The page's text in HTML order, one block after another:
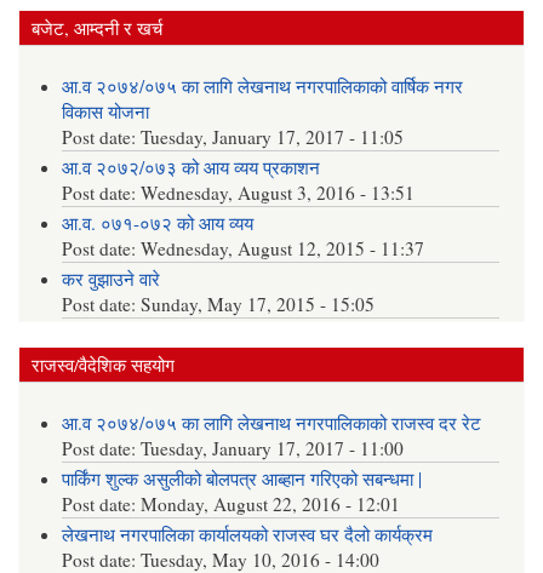
बजेट, आम्दनी र खर्च
आ.व २०७४/०७५ का लागि लेखनाथ नगरपालिकाको वार्षिक नगर
विकास योजना
Post date:Tuesday, January 17, 2017 - 11:05
आ.व २०७२/०७३ को आय व्यय प्रकाशन
Post date:Wednesday, August 3, 2016 - 13:51
आ.व. ०७१-०७२ को आय व्यय
Post date:Wednesday, August 12, 2015 - 11:37
कर वुझाउने वारे
Post date:Sunday, May 17, 2015 - 15:05
राजस्व/वैदेशिक सहयोग
आ.व २०७४/०७५ का लागि लेखनाथ नगरपालिकाको राजस्व दर रेट
Post date:Tuesday, January 17, 2017 - 11:00
पार्किंग शुल्क असुलीको बोलपत्र आब्हान गरिएको सबन्धमा |
Post date:Monday, August 22, 2016 - 12:01
लेखनाथ नगरपालिका कार्यालयको राजस्व घर दैलो कार्यक्रम
Post date:Tuesday, May 10, 2016 - 14:00